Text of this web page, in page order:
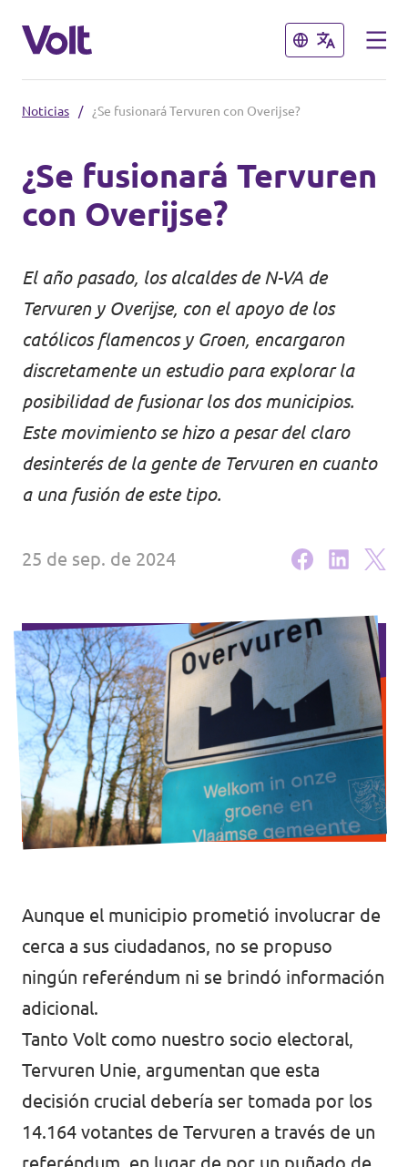
Cerrar
Español
Volt België
Volt België
Cerrar
Políticas
Sobre Volt
Personas
Noticias
Agenda
Homepagina
Voluntario
Website Volt België
Noticias / ¿Se fusionará Tervuren con Overijse?
¿Se fusionará Tervuren
con Overijse?
El año pasado, los alcaldes de N-VA de
Tervuren y Overijse, con el apoyo de los
católicos flamencos y Groen, encargaron
discretamente un estudio para explorar la
posibilidad de fusionar los dos municipios.
Este movimiento se hizo a pesar del claro
desinterés de la gente de Tervuren en cuanto
a una fusión de este tipo.
25 de sep. de 2024
Aunque el municipio prometió involucrar de
cerca a sus ciudadanos, no se propuso
ningún referéndum ni se brindó información
adicional.
Tanto Volt como nuestro socio electoral,
Tervuren Unie, argumentan que esta
decisión crucial debería ser tomada por los
14.164 votantes de Tervuren a través de un